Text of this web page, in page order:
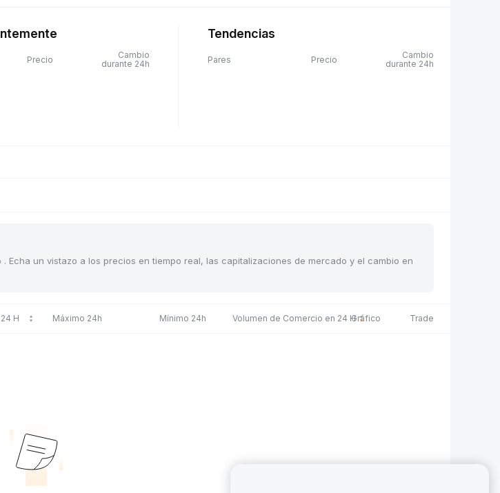
Precio
Cambio
durante 24h
Tendencias
Pares Precio
Cambio
durante 24h
Echa un vistazo a los precios en tiempo real, las capitalizaciones de mercado y el cambio en
H Máximo 24h Mínimo 24h Volumen de Comercio en 24 HGráfico Trade